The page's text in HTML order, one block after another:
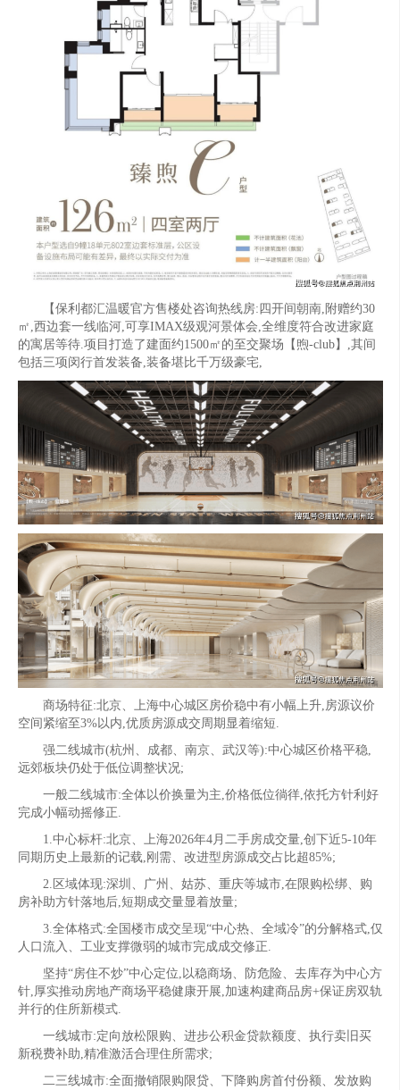
【保利都汇温暖官方售楼处咨询热线房:四开间朝南,附赠约30
㎡,西边套一线临河,可享IMAX级观河景体会,全维度符合改进家庭
的寓居等待.项目打造了建面约1500㎡的至交聚场【煦-club】,其间
包括三项闵行首发装备,装备堪比千万级豪宅,
商场特征:北京、上海中心城区房价稳中有小幅上升,房源议价
空间紧缩至3%以内,优质房源成交周期显着缩短.
强二线城市(杭州、成都、南京、武汉等):中心城区价格平稳,
远郊板块仍处于低位调整状况;
一般二线城市:全体以价换量为主,价格低位徜徉,依托方针利好
完成小幅动摇修正.
1.中心标杆:北京、上海2026年4月二手房成交量,创下近5-10年
同期历史上最新的记载,刚需、改进型房源成交占比超85%;
2.区域体现:深圳、广州、姑苏、重庆等城市,在限购松绑、购
房补助方针落地后,短期成交量显着放量;
3.全体格式:全国楼市成交呈现“中心热、全域冷”的分解格式,仅
人口流入、工业支撑微弱的城市完成成交修正.
坚持“房住不炒”中心定位,以稳商场、防危险、去库存为中心方
针,厚实推动房地产商场平稳健康开展,加速构建商品房+保证房双轨
并行的住所新模式.
一线城市:定向放松限购、进步公积金贷款额度、执行卖旧买
新税费补助,精准激活合理住所需求;
二三线城市:全面撤销限购限贷、下降购房首付份额、发放购